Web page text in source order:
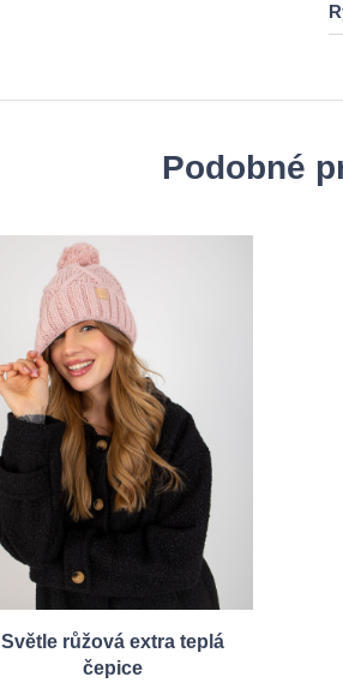
Podobné
Světle růžová extra teplá
čepice